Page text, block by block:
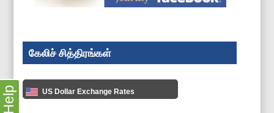
கேலிச் சித்திரங்கள்
US Dollar Exchange Rates
Help